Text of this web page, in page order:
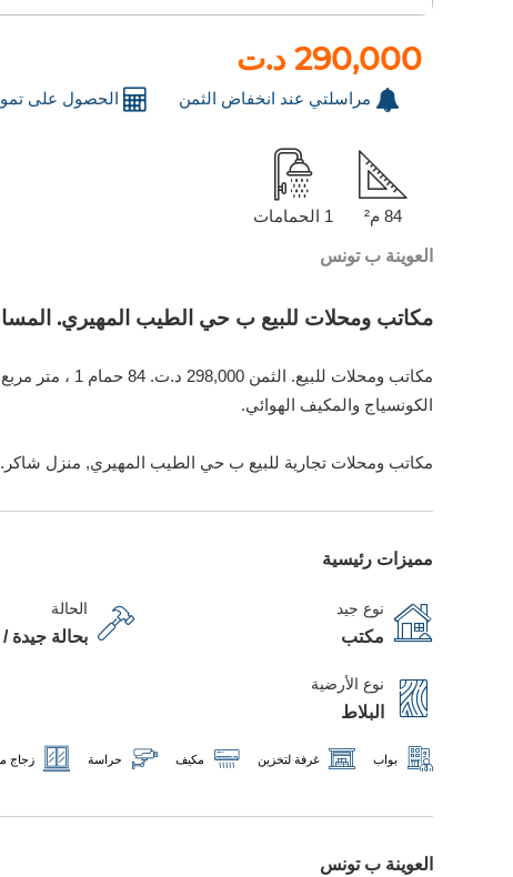
290,000 د.ت
مراسلتي عند انخفاض الثمن الحصول على
84 م² 1 الحمامات
العوينة ب تونس
مكاتب ومحلات للبيع ب حي الطيب المهيري. المساحة 84 م². بواب ومكيف
الكونسياج والمكيف الهوائي.
مكاتب ومحلات تجارية للبيع ب حي الطيب المهيري, منزل
مميزات رئيسية
نوع جيد
مكتب
الحالة
بحالة
نوع الأرضية
البلاط
بواب غرفة لتخزين مكيف حراسة زجاج
العوينة ب تونس